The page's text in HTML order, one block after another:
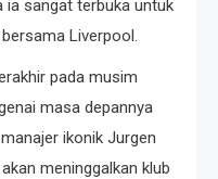
ia sangat terbuka untuk
Liverpool.
pada musim
masa depannya
ikonik Jurgen
meninggalkan klub